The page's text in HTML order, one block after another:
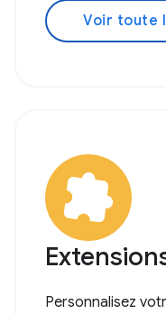
Voir toute
Personnalisez